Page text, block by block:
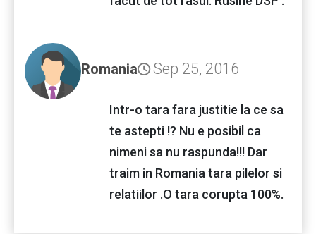
Romania Sep 25, 2016
Intr-o tara fara justitie la ce sa
te astepti !? Nu e posibil ca
nimeni sa nu raspunda!!! Dar
traim in Romania tara pilelor si
relatiilor .O tara corupta 100%.